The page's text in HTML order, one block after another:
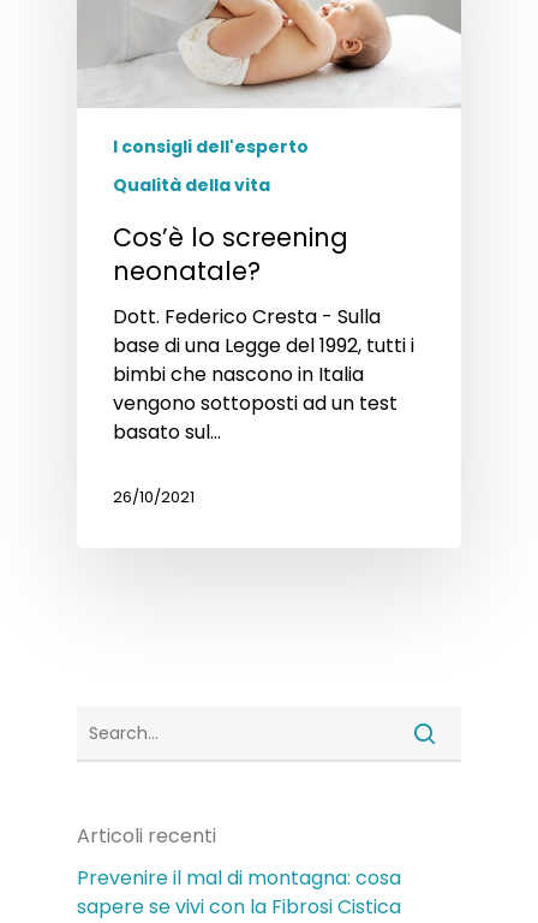
I consigli dell'esperto
Qualità della vita
Cos’è lo screening
neonatale?
Dott. Federico Cresta - Sulla
base di una Legge del 1992, tutti i
bimbi che nascono in Italia
vengono sottoposti ad un test
basato sul…
26/10/2021
Articoli recenti
Prevenire il mal di montagna: cosa
sapere se vivi con la Fibrosi Cistica